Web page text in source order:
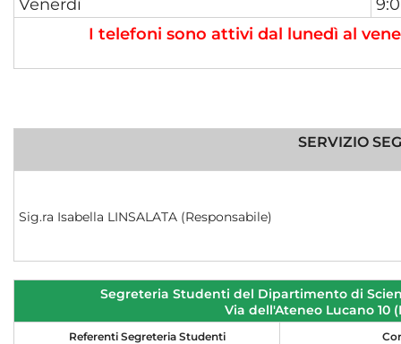
Venerdì
I telefoni sono attivi dal lunedì al
SERVIZIO
Sig.ra Isabella LINSALATA (Responsabile)
Segreteria Studenti del Dipartimento di
Via dell'Ateneo Lucano 10
Referenti Segreteria Studenti